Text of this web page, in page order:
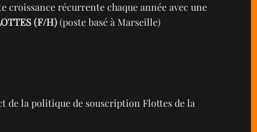
récurrente chaque année avec une
(F/H)(poste basé à Marseille)
de la politique de souscription Flottes de la